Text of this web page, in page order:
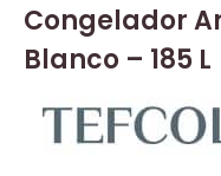
Congelador
Blanco – 185 L